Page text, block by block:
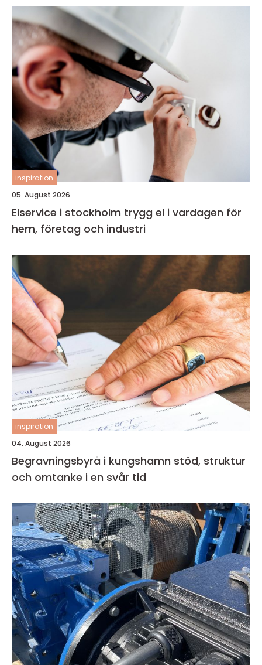
inspiration
05. August 2026
Elservice i stockholm trygg el i vardagen för
hem, företag och industri
inspiration
04. August 2026
Begravningsbyrå i kungshamn stöd, struktur
och omtanke i en svår tid